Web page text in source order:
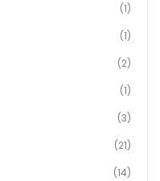
1
1
2
1
3
21
14